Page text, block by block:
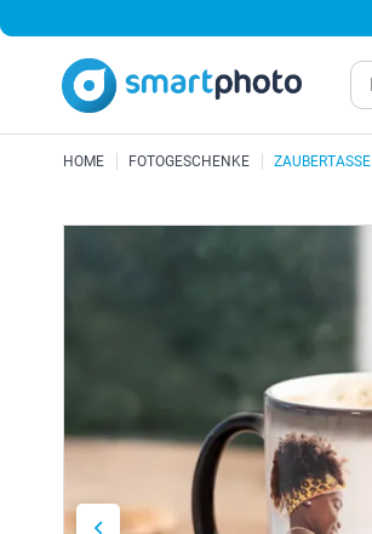
HOME FOTOGESCHENKE ZAUBERTASSE